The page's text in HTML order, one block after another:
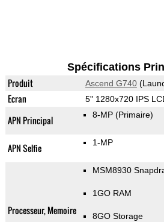
Spécifications
Produit Ascend G740
Ecran 5" 1280x720 IPS
APN Principal 8-MP (Primaire)
APN Selfie 1-MP
Processeur, Memoire
MSM8930
1GO RAM
8GO Storage